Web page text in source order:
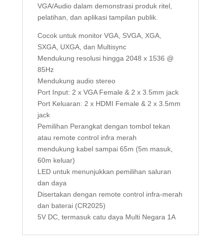
VGA/Audio dalam demonstrasi produk ritel,
pelatihan, dan aplikasi tampilan publik.
Cocok untuk monitor VGA, SVGA, XGA,
SXGA, UXGA, dan Multisync
Mendukung resolusi hingga 2048 x 1536 @
85Hz
Mendukung audio stereo
Port Input: 2 x VGA Female & 2 x 3.5mm jack
Port Keluaran: 2 x HDMI Female & 2 x 3.5mm
jack
Pemilihan Perangkat dengan tombol tekan
atau remote control infra merah
mendukung kabel sampai 65m (5m masuk,
60m keluar)
LED untuk menunjukkan pemilihan saluran
dan daya
Disertakan dengan remote control infra-merah
dan baterai (CR2025)
5V DC, termasuk catu daya Multi Negara 1A